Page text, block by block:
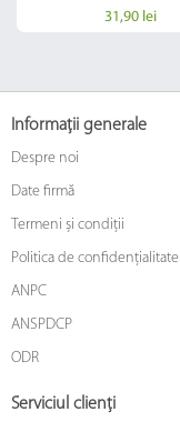
31,90 lei
Informații generale
Despre noi
Date firmă
Termeni și condiții
Politica de confidențialitate
ANPC
ANSPDCP
ODR
Serviciul clienți